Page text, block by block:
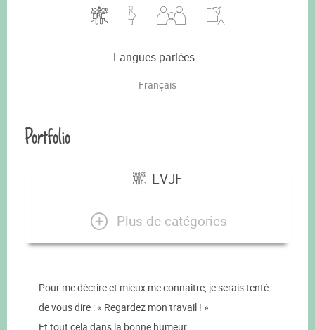
Langues parlées
Français
Portfolio
EVJF
Plus de catégories
Pour me décrire et mieux me connaitre, je serais tenté
de vous dire : « Regardez mon travail ! »
Et tout cela dans la bonne humeur